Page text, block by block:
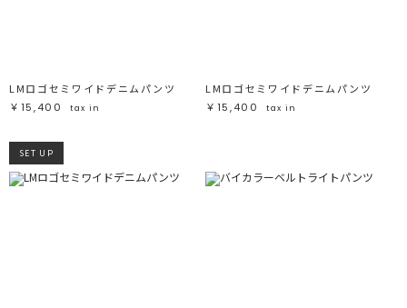
LMロゴセミワイドデニムパンツ
￥15,400
tax in
LMロゴセミワイドデニムパンツ
￥15,400
tax in
SET UP